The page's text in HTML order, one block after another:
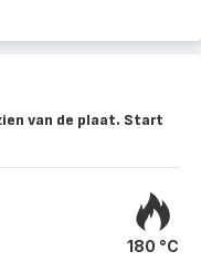
van de plaat. Start
180 °C